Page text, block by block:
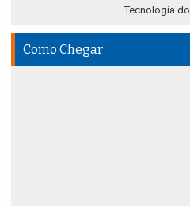
Tecnologia do
Como Chegar